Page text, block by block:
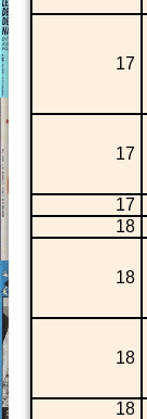
17
17
17
18
18
18
18